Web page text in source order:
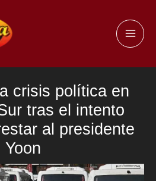
crisis política en
tras el intento
al presidente
Yoon